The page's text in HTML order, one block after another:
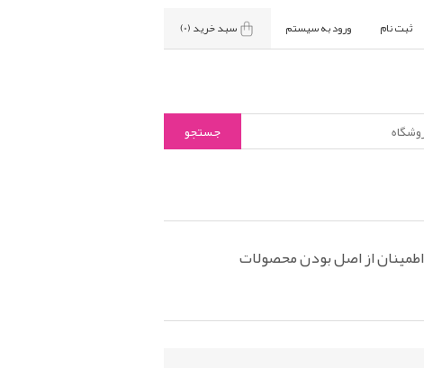
ثبت نام ورود به سیستم سبد خرید(0)
اطمینان از اصل بودن محصولات